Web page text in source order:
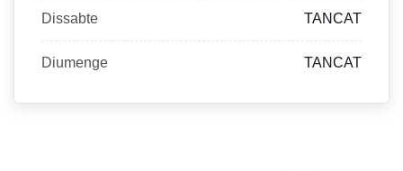
Dissabte TANCAT
Diumenge TANCAT